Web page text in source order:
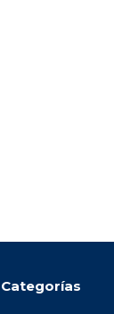
Categorías